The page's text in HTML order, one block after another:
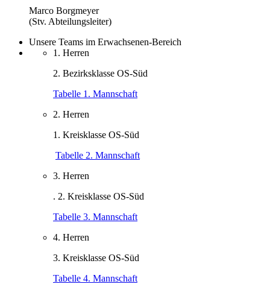
Marco Borgmeyer
(Stv. Abteilungsleiter)
Unsere Teams im Erwachsenen-Bereich
1. Herren
2. Bezirksklasse OS-Süd
Tabelle 1. Mannschaft
2. Herren
1. Kreisklasse OS-Süd
Tabelle 2. Mannschaft
3. Herren
. 2. Kreisklasse OS-Süd
Tabelle 3. Mannschaft
4. Herren
3. Kreisklasse OS-Süd
Tabelle 4. Mannschaft